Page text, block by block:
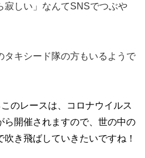
寂しい」なんてSNSでつぶや
タキシード隊の方もいるようで
のレースは、コロナウイルス
ら開催されますので、世の中の
き飛ばしていきたいですね！